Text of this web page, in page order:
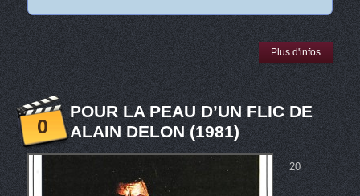
Plus d'infos
0
POUR LA PEAU D’UN FLIC DE
ALAIN DELON (1981)
20